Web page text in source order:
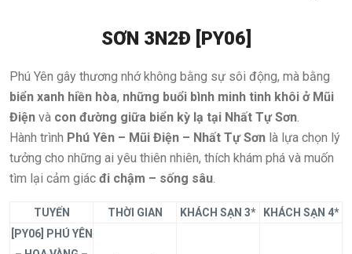
SƠN 3N2Đ [PY06]
Phú Yên gây thương nhớ không bằng sự sôi động, mà bằng
biển xanh hiền hòa, những buổi bình minh tinh khôi ở Mũi
Điện và con đường giữa biển kỳ lạ tại Nhất Tự Sơn.
Hành trình Phú Yên – Mũi Điện – Nhất Tự Sơn là lựa chọn lý
tưởng cho những ai yêu thiên nhiên, thích khám phá và muốn
tìm lại cảm giác đi chậm – sống sâu.
TUYẾN THỜI GIAN KHÁCH SẠN 3*
KHÁCH SẠN 4*
[PY06] PHÚ YÊN